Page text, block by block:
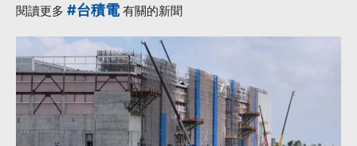
閱讀更多 #台積電有關的新聞